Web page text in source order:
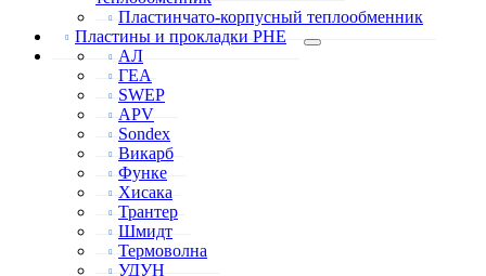
Пластинчато-корпусный теплообменник
Пластины и прокладки PHE
АЛ
ГЕА
SWEP
APV
Sondex
Викарб
Функе
Хисака
Трантер
Шмидт
Термоволна
УДУН